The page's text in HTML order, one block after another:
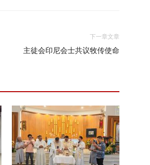
下一章文章
主徒会印尼会士共议牧传使命